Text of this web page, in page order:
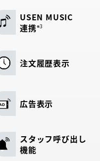
USEN MUSIC
連携※3
注文履歴表示
広告表示
スタッフ呼び出し
機能